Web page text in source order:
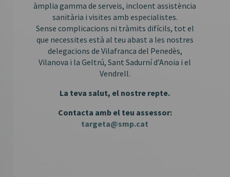
àmplia gamma de serveis, incloent assistència
sanitària i visites amb especialistes.
Sense complicacions ni tràmits difícils, tot el
que necessites està al teu abast a les nostres
delegacions de Vilafranca del Penedès,
Vilanova i la Geltrú, Sant Sadurní d’Anoia i el
Vendrell.
La teva salut, el nostre repte.
Contacta amb el teu assessor:
targeta@smp.cat